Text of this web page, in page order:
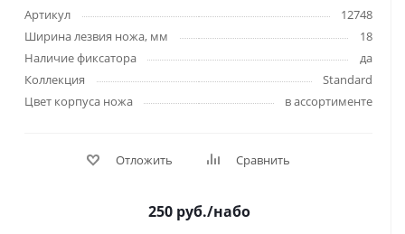
Артикул
12748
Ширина лезвия ножа, мм
18
Наличие фиксатора
да
Коллекция
Standard
Цвет корпуса ножа
в ассортименте
Отложить Сравнить
250руб./набо